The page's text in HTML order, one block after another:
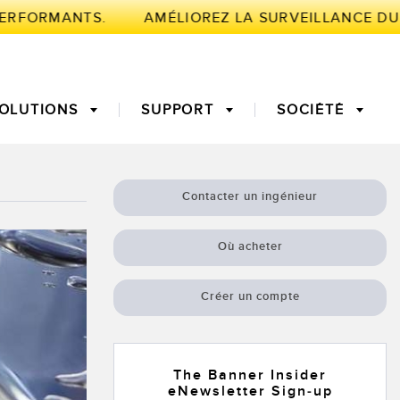
mesure
Temps de parcours 3D
à fibre
Fibres optiques
au choix
des bords
Maintenance prédictive
de
(OEE)
Surveillance des
conditions : maintenance
SUPPORT SOCIÉTÉ
Contacter un ingénieur
Où acheter
Créer un compte
The Banner Insider
eNewsletter Sign-up